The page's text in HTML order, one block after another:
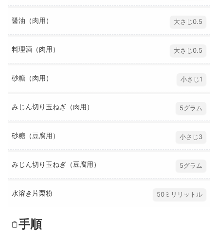
醤油（肉用） 大さじ0.5
料理酒（肉用） 大さじ0.5
砂糖（肉用） 小さじ1
みじん切り玉ねぎ（肉用） 5グラム
砂糖（豆腐用） 小さじ3
みじん切り玉ねぎ（豆腐用） 5グラム
水溶き片栗粉 50ミリリットル
手順